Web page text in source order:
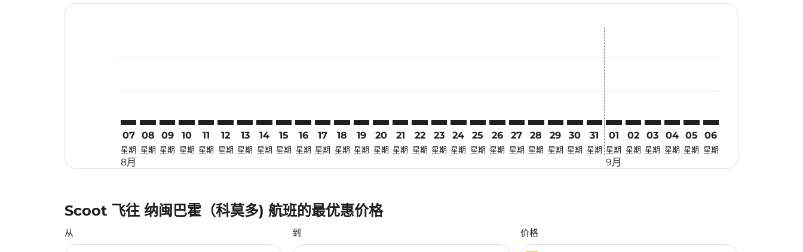
07
星期
8月
08
星期
09
星期
10
星期
11
星期
12
星期
13
星期
14
星期
15
星期
16
星期
17
星期
18
星期
19
星期
20
星期
21
星期
SYD–LBJ: cmp-view-offers-disclaimer. 寻找优惠
22
星期
SYD–LBJ: cmp-view-offers-disclaimer. 寻找优惠
23
星期
SYD–LBJ: cmp-view-offers-disclaimer. 寻找优惠
24
星期
SYD–LBJ: cmp-view-offers-disclaimer. 寻找优惠
25
星期
SYD–LBJ: cmp-view-offers-disclaimer. 寻找优惠
26
星期
SYD–LBJ: cmp-view-offers-disclaimer. 寻找优惠
27
星期
SYD–LBJ: cmp-view-offers-disclaimer. 寻找优惠
28
星期
SYD–LBJ: cmp-view-offers-disclaimer. 寻找优惠
29
星期
SYD–LBJ: cmp-view-offers-disclaimer. 寻找优惠
30
星期
SYD–LBJ: cmp-view-offers-disclaimer. 寻找优惠
31
星期
01
星期
9月
02
星期
03
星期
04
星期
05
星期
06
星期
Scoot 飞往 纳闽巴霍（科莫多) 航班的最优惠价格
从 到 价格